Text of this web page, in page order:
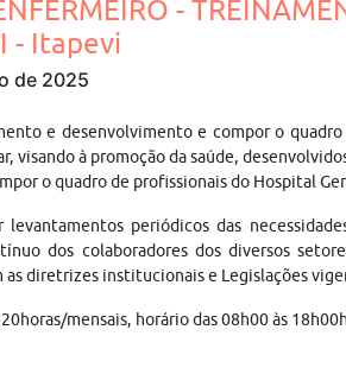
-
- Itapevi
de 2025
e desenvolvimento e compor o
visando à promoção da saúde,
o quadro de profissionais do Hospital
levantamentos periódicos das
dos colaboradores dos diversos
as diretrizes institucionais e Legislações
mensais, horário das 08h00 às